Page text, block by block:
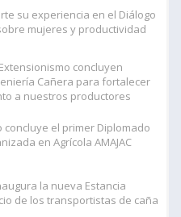
su experiencia en el Diálogo
mujeres y productividad
concluyen
Cañera para fortalecer
a nuestros productores
concluye el primer Diplomado
en Agrícola AMAJAC
la nueva Estancia
de los transportistas de caña